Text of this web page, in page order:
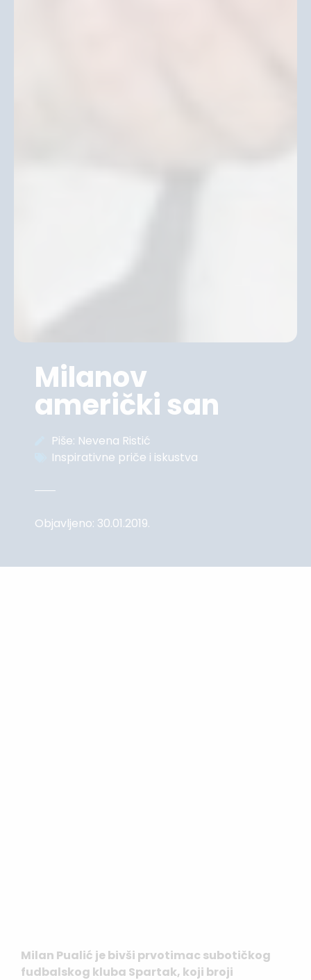
Milanov
američki san
Piše: Nevena Ristić
Inspirativne priče i iskustva
Objavljeno: 30.01.2019.
Milan Pualić je bivši prvotimac subotičkog
fudbalskog kluba Spartak, koji broji